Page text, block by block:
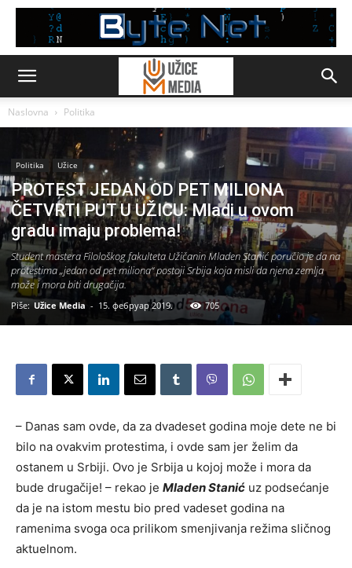
Naslovna Politika
Politika Užice
PROTEST JEDAN OD PET MILIONA
ČETVRTI PUT U UŽICU: Mladi u ovom
gradu imaju problema!
Student mastera Filološkog fakulteta Užičanin Mladen Stanić poručio je da na
protestima „jedan od pet miliona“ postoji Srbija koja misli da njena zemlja
može i mora biti drugačija.
Piše: Užice Media - 15. фебруар 2019. 705
– Danas sam ovde, da za dvadeset godina moje dete ne bi
bilo na ovakvim protestima, i ovde sam jer želim da
ostanem u Srbiji. Ovo je Srbija u kojoj može i mora da
bude drugačije! – rekao je Mladen Stanić uz podsećanje
da je na istom mestu bio pred vadeset godina na
ramenima svoga oca prilikom smenjivanja režima sličnog
aktuelnom.